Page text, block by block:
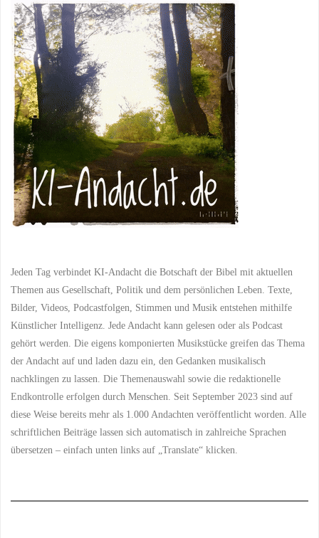
Jeden Tag verbindet KI-Andacht die Botschaft der Bibel mit aktuellen
Themen aus Gesellschaft, Politik und dem persönlichen Leben. Texte,
Bilder, Videos, Podcastfolgen, Stimmen und Musik entstehen mithilfe
Künstlicher Intelligenz. Jede Andacht kann gelesen oder als Podcast
gehört werden. Die eigens komponierten Musikstücke greifen das Thema
der Andacht auf und laden dazu ein, den Gedanken musikalisch
nachklingen zu lassen. Die Themenauswahl sowie die redaktionelle
Endkontrolle erfolgen durch Menschen. Seit September 2023 sind auf
diese Weise bereits mehr als 1.000 Andachten veröffentlicht worden. Alle
schriftlichen Beiträge lassen sich automatisch in zahlreiche Sprachen
übersetzen – einfach unten links auf „Translate“ klicken.